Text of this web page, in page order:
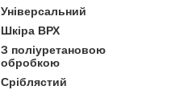
Універсальний
Шкіра ВРХ
З поліуретановою
обробкою
Сріблястий